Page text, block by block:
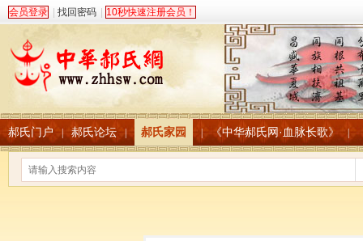
会员登录 找回密码 10秒快速注册会员！
郝氏门户 | 郝氏论坛 | 郝氏家园 《中华郝氏网·血脉长歌》